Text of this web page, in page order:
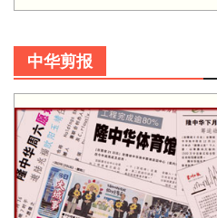
中华剪报